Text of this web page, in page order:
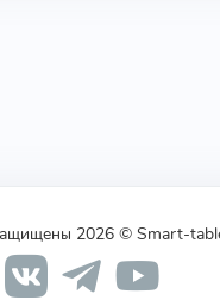
2026 © Smart-